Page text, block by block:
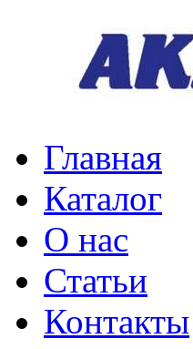
Главная
Каталог
О нас
Статьи
Контакты